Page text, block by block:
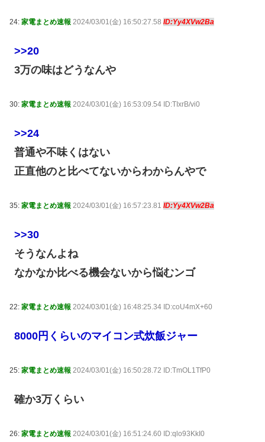
24: 家電まとめ速報 2024/03/01(金) 16:50:27.58 ID:Yy4XVw2Ba
>>20
3万の味はどうなんや
30: 家電まとめ速報 2024/03/01(金) 16:53:09.54 ID:TIxrB/vi0
>>24
普通や不味くはない
正直他のと比べてないからわからんやで
35: 家電まとめ速報 2024/03/01(金) 16:57:23.81 ID:Yy4XVw2Ba
>>30
そうなんよね
なかなか比べる機会ないから悩むンゴ
22: 家電まとめ速報 2024/03/01(金) 16:48:25.34 ID:coU4mX+60
8000円くらいのマイコン式炊飯ジャー
25: 家電まとめ速報 2024/03/01(金) 16:50:28.72 ID:TmOL1TfP0
確か3万くらい
26: 家電まとめ速報 2024/03/01(金) 16:51:24.60 ID:qlo93KkI0